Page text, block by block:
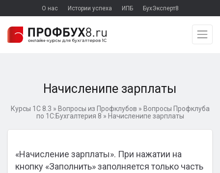
О нас Истории успеха ИПБ БухЭксперт8
Начисленипе зарплаты
Курсы 1С 8.3 » Вопросы из Профклубов » Вопросы Профклуба
по 1С:Бухгалтерия 8 » Начисленипе зарплаты
«Начисление зарплаты». При нажатии на
кнопку «Заполнить» заполняется только часть